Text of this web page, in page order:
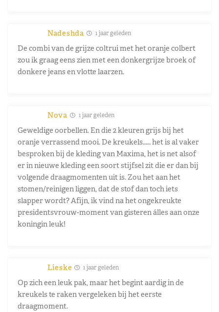
Nadeshda 1 jaar geleden
De combi van de grijze coltrui met het oranje colbert
zou ik graag eens zien met een donkergrijze broek of
donkere jeans en vlotte laarzen.
Nova 1 jaar geleden
Geweldige oorbellen. En die 2 kleuren grijs bij het
oranje verrassend mooi. De kreukels…… het is al vaker
besproken bij de kleding van Maxima, het is net alsof
er in nieuwe kleding een soort stijfsel zit die er dan bij
volgende draagmomenten uit is. Zou het aan het
stomen/reinigen liggen, dat de stof dan toch iets
slapper wordt? Afijn, ik vind na het ongekreukte
presidentsvrouw-moment van gisteren álles aan onze
koningin leuk!
Lieske 1 jaar geleden
Op zich een leuk pak, maar het begint aardig in de
kreukels te raken vergeleken bij het eerste
draagmoment.